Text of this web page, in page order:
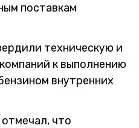
поставкам
техническую и
к выполнению
внутренних
что